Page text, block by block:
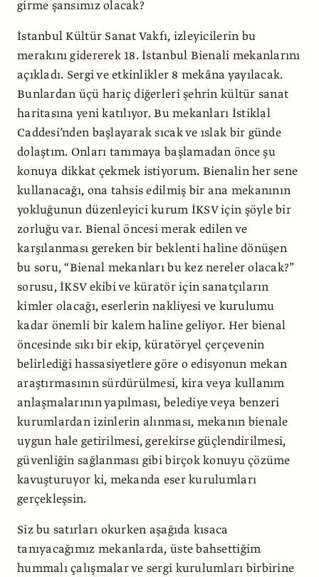
girme şansımız olacak?
İstanbul Kültür Sanat Vakfı, izleyicilerin bu
merakını gidererek 18. İstanbul Bienali mekanlarını
açıkladı. Sergi ve etkinlikler 8 mekâna yayılacak.
Bunlardan üçü hariç diğerleri şehrin kültür sanat
haritasına yeni katılıyor. Bu mekanları İstiklal
Caddesi’nden başlayarak sıcak ve ıslak bir günde
dolaştım. Onları tanımaya başlamadan önce şu
konuya dikkat çekmek istiyorum. Bienalin her sene
kullanacağı, ona tahsis edilmiş bir ana mekanının
yokluğunun düzenleyici kurum İKSV için şöyle bir
zorluğu var. Bienal öncesi merak edilen ve
karşılanması gereken bir beklenti haline dönüşen
bu soru, “Bienal mekanları bu kez nereler olacak?”
sorusu, İKSV ekibi ve küratör için sanatçıların
kimler olacağı, eserlerin nakliyesi ve kurulumu
kadar önemli bir kalem haline geliyor. Her bienal
öncesinde sıkı bir ekip, küratöryel çerçevenin
belirlediği hassasiyetlere göre o edisyonun mekan
araştırmasının sürdürülmesi, kira veya kullanım
anlaşmalarının yapılması, belediye veya benzeri
kurumlardan izinlerin alınması, mekanın bienale
uygun hale getirilmesi, gerekirse güçlendirilmesi,
güvenliğin sağlanması gibi birçok konuyu çözüme
kavuşturuyor ki, mekanda eser kurulumları
gerçekleşsin.
Siz bu satırları okurken aşağıda kısaca
tanıyacağımız mekanlarda, üste bahsettiğim
hummalı çalışmalar ve sergi kurulumları birbirine